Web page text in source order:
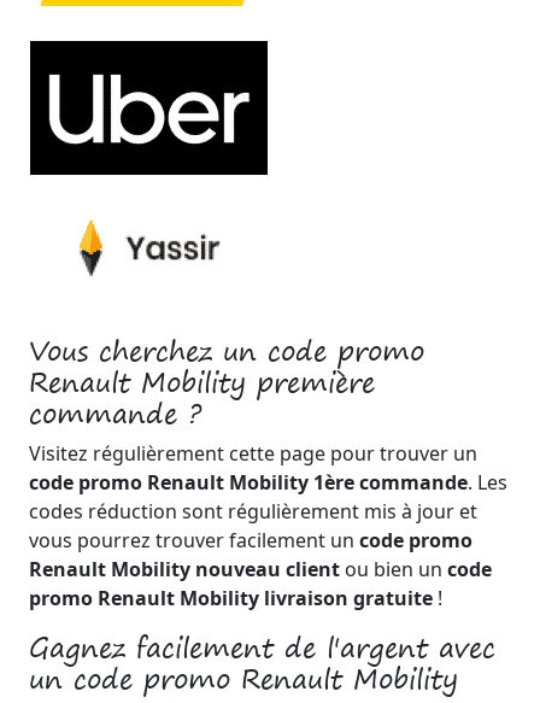
Vous cherchez un code promo
Renault Mobility première
commande ?
Visitez régulièrement cette page pour trouver un
code promo Renault Mobility 1ère commande. Les
codes réduction sont régulièrement mis à jour et
vous pourrez trouver facilement un code promo
Renault Mobility nouveau client ou bien un code
promo Renault Mobility livraison gratuite !
Gagnez facilement de l'argent avec
un code promo Renault Mobility